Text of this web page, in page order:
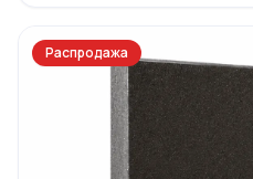
Распродажа